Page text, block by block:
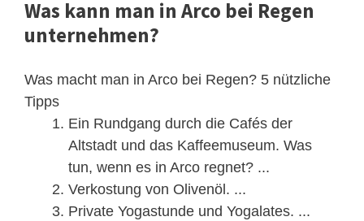
Was kann man in Arco bei Regen
unternehmen?
Was macht man in Arco bei Regen? 5 nützliche
Tipps
Ein Rundgang durch die Cafés der
Altstadt und das Kaffeemuseum. Was
tun, wenn es in Arco regnet? ...
Verkostung von Olivenöl. ...
Private Yogastunde und Yogalates. ...